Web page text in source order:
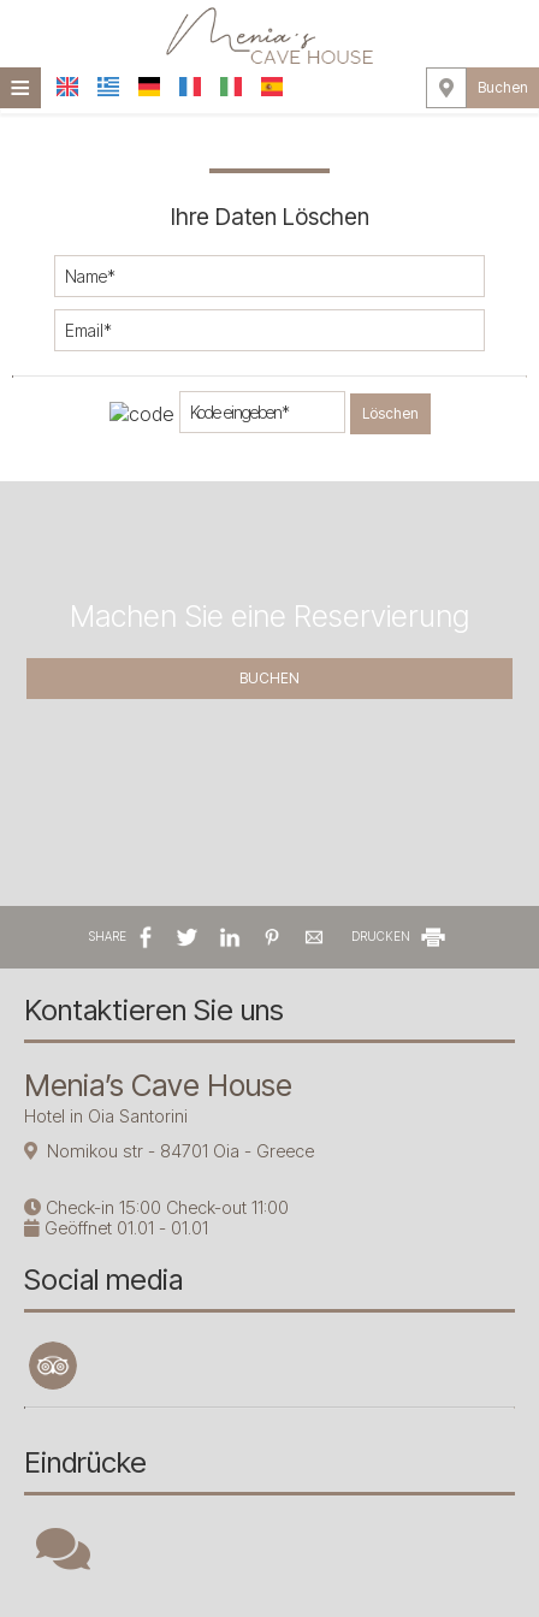
≡ Buchen
EINRICHTUNGEN
FOTOGALLERIE
Ihre Daten Löschen
Löschen
Machen Sie eine Reservierung
BUCHEN
SHARE DRUCKEN
Kontaktieren Sie uns
Menia’s Cave House
Hotel in Oia Santorini
Nomikou str - 84701 Oia - Greece
Check-in 15:00 Check-out 11:00
Geöffnet 01.01 - 01.01
Social media
Eindrücke